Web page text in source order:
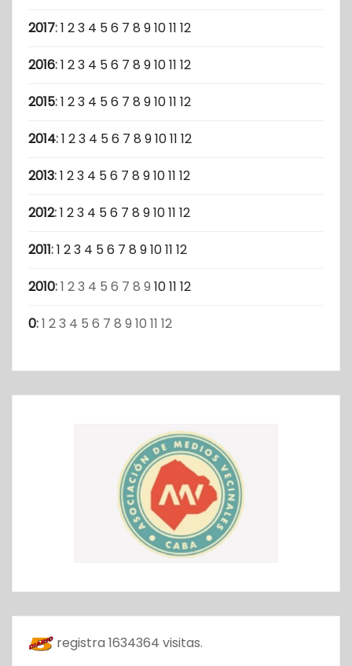
2017:1 23 4 56 7 8 91011 12
2016:1 23 4 56 7 8 91011 12
2015:1 23 4 56 7 8 91011 12
2014:1 23 4 56 7 8 91011 12
2013:1 23 4 56 7 8 91011 12
2012:1 23 4 56 7 8 91011 12
2011:1 23 4 56 7 8 91011 12
2010:1 23 4 5 6 7 8 9 1011 12
0:1 23 4 5 6 7 8 9 10 11 12
registra 1634364 visitas.